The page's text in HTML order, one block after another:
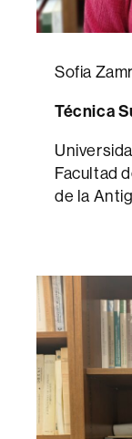
Sofia
Técnica
Facultad
de la